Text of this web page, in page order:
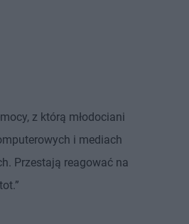
z którą młodociani
i mediach
Przestają reagować na